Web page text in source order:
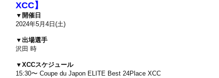
XCC】
▼開催日
2024年5月4日(土)
▼出場選手
沢田 時
▼XCCスケジュール
15:30〜 Coupe du Japon ELITE Best 24Place XCC